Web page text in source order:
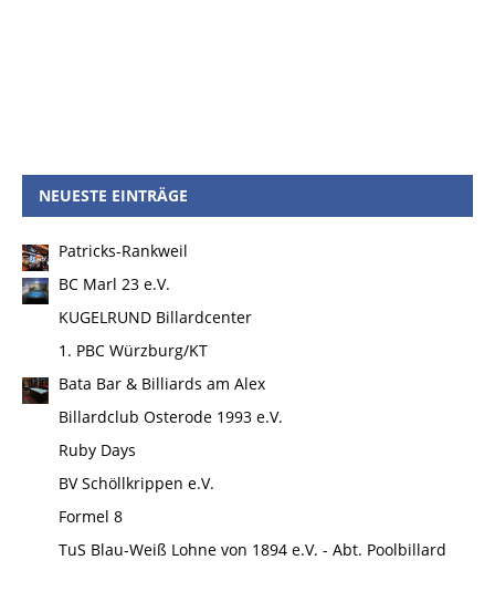
NEUESTE EINTRÄGE
Patricks-Rankweil
BC Marl 23 e.V.
KUGELRUND Billardcenter
1. PBC Würzburg/KT
Bata Bar & Billiards am Alex
Billardclub Osterode 1993 e.V.
Ruby Days
BV Schöllkrippen e.V.
Formel 8
TuS Blau-Weiß Lohne von 1894 e.V. - Abt. Poolbillard